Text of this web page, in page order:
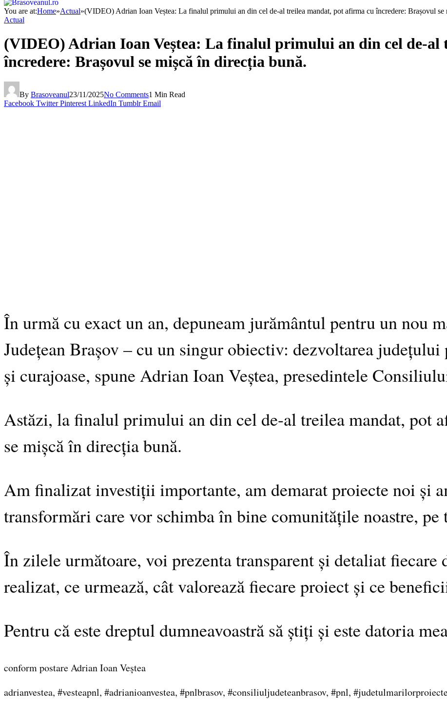
You are at:Home»Actual»(VIDEO) Adrian Ioan Veștea: La finalul primului an din cel de-al treilea mandat, pot afirma cu încredere: Brașovul se
Actual
(VIDEO) Adrian Ioan Veștea: La finalul primului an din cel de-al
încredere: Brașovul se mișcă în direcția bună.
By Brasoveanul23/11/2025No Comments1 Min Read
Facebook Twitter Pinterest LinkedIn Tumblr Email
În urmă cu exact un an, depuneam jurământul pentru un nou
Județean Brașov – cu un singur obiectiv: dezvoltarea
și curajoase, spune Adrian Ioan Veștea, presedintele
Astăzi, la finalul primului an din cel de-al treilea mandat, pot
se mișcă în direcția bună.
Am finalizat investiții importante, am demarat proiecte noi și
transformări care vor schimba în bine comunitățile noastre, pe
În zilele următoare, voi prezenta transparent și detaliat fiecare
realizat, ce urmează, cât valorează fiecare proiect și ce
Pentru că este dreptul dumneavoastră să știți și este datoria
conform postare Adrian Ioan Veștea
adrianvestea, #vesteapnl, #adrianioanvestea, #pnlbrasov, #consiliuljudeteanbrasov, #pnl,